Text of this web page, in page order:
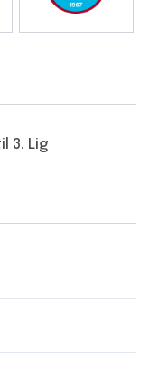
3. Lig